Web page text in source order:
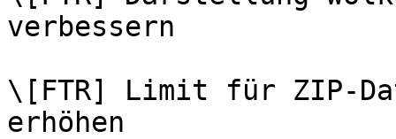
verbessern
\[FTR] Limit für ZIP-
erhöhen